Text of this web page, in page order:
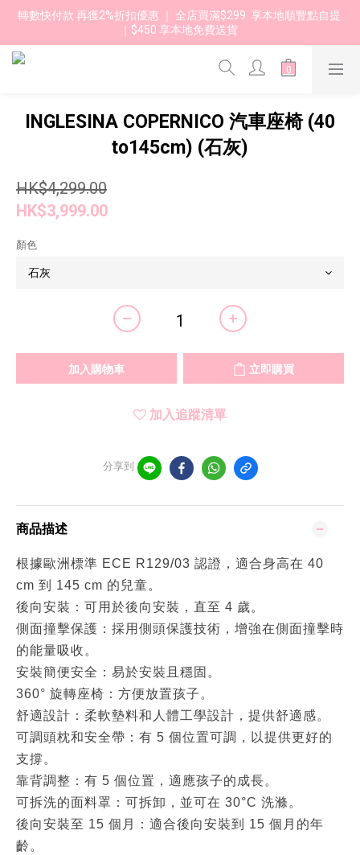
轉數快付款 再獲2%折扣優惠 ｜ 全店買滿$299  享本地順豐點自提
｜$450 享本地免費送貨
INGLESINA COPERNICO 汽車座椅 (40
to145cm) (石灰)
HK$4,299.00
HK$3,999.00
顏色
加入購物車 立即購買
加入追蹤清單
分享到
商品描述
根據歐洲標準 ECE R129/03 認證，適合身高在 40
cm 到 145 cm 的兒童。
後向安裝：可用於後向安裝，直至 4 歲。
側面撞擊保護：採用側頭保護技術，增強在側面撞擊時
的能量吸收。
安裝簡便安全：易於安裝且穩固。
360° 旋轉座椅：方便放置孩子。
舒適設計：柔軟墊料和人體工學設計，提供舒適感。
可調頭枕和安全帶：有 5 個位置可調，以提供更好的
支撐。
靠背調整：有 5 個位置，適應孩子的成長。
可拆洗的面料罩：可拆卸，並可在 30°C 洗滌。
後向安裝至 15 個月：適合後向安裝到 15 個月的年
齡。